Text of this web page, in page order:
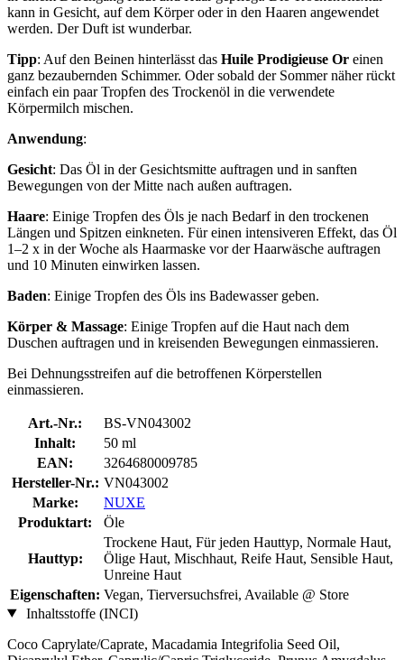
kann in Gesicht, auf dem Körper oder in den Haaren angewendet
werden. Der Duft ist wunderbar.
Tipp: Auf den Beinen hinterlässt das Huile Prodigieuse Or einen
ganz bezaubernden Schimmer. Oder sobald der Sommer näher rückt
einfach ein paar Tropfen des Trockenöl in die verwendete
Körpermilch mischen.
Anwendung:
Gesicht: Das Öl in der Gesichtsmitte auftragen und in sanften
Bewegungen von der Mitte nach außen auftragen.
Haare: Einige Tropfen des Öls je nach Bedarf in den trockenen
Längen und Spitzen einkneten. Für einen intensiveren Effekt, das Öl
1–2 x in der Woche als Haarmaske vor der Haarwäsche auftragen
und 10 Minuten einwirken lassen.
Baden: Einige Tropfen des Öls ins Badewasser geben.
Körper & Massage: Einige Tropfen auf die Haut nach dem
Duschen auftragen und in kreisenden Bewegungen einmassieren.
Bei Dehnungsstreifen auf die betroffenen Körperstellen
einmassieren.
Art.-Nr.:
BS-VN043002
Inhalt:
50 ml
EAN:
3264680009785
Hersteller-Nr.: VN043002
Marke:
NUXE
Produktart:
Öle
Hauttyp:
Trockene Haut, Für jeden Hauttyp, Normale Haut,
Ölige Haut, Mischhaut, Reife Haut, Sensible Haut,
Unreine Haut
Eigenschaften: Vegan, Tierversuchsfrei, Available @ Store
Inhaltsstoffe (INCI)
Coco Caprylate/Caprate, Macadamia Integrifolia Seed Oil,